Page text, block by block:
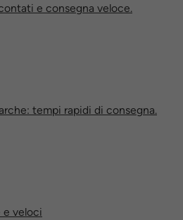
e consegna veloce.
tempi rapidi di consegna.
e veloci